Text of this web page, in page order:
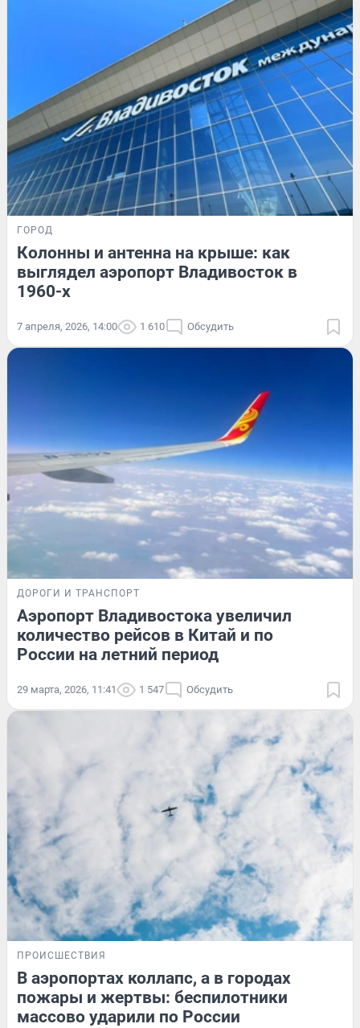
ГОРОД
Колонны и антенна на крыше: как
выглядел аэропорт Владивосток в
1960-х
7 апреля, 2026, 14:00 1 610 Обсудить
ДОРОГИ И ТРАНСПОРТ
Аэропорт Владивостока увеличил
количество рейсов в Китай и по
России на летний период
29 марта, 2026, 11:41 1 547 Обсудить
ПРОИСШЕСТВИЯ
В аэропортах коллапс, а в городах
пожары и жертвы: беспилотники
массово ударили по России